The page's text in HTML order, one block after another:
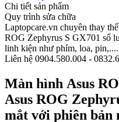
Chi tiết sản phẩm
Quy trình sửa chữa
Laptopcare.vn chuyên thay
ROG Zephyrus S GX701 số
linh kiện như phím, loa,
Liên hệ 0904.580.004 -
Màn hình Asus
Asus ROG
mắt với phiên bản